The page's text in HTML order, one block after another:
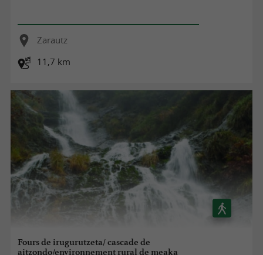
Zarautz
11,7 km
Fours de irugurutzeta/ cascade de
aitzondo/environnement rural de meaka